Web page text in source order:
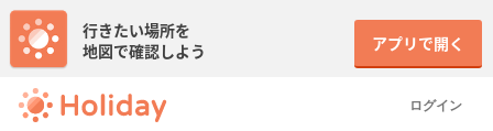
ログイン
行きたい場所を
地図で確認しよう
アプリで開く